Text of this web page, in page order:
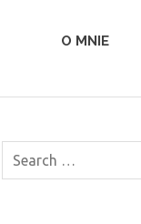
O MNIE